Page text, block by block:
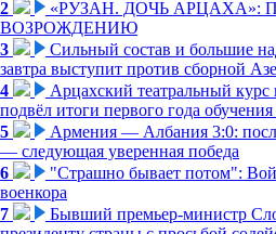
2
«РУЗАН. ДОЧЬ АРЦАХА»:
ВОЗРОЖДЕНИЮ
3
Сильный состав и большие
завтра выступит против сборной
4
Арцахский театральный
подвёл итоги первого года
5
Армения — Албания 3:0:
— следующая уверенная победа
6
"Страшно бывает потом":
военкора
7
Бывший премьер-министр